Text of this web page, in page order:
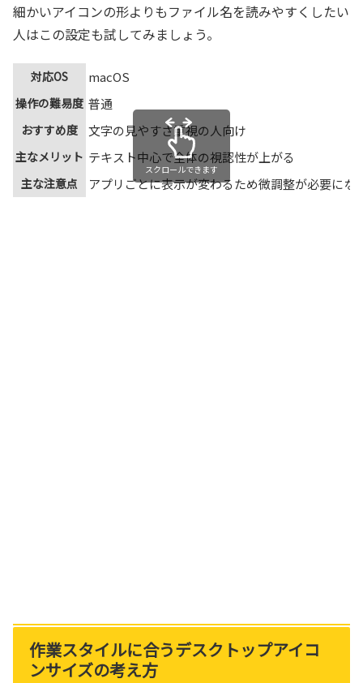
細かいアイコンの形よりもファイル名を読みやすくしたい
人はこの設定も試してみましょう。
対応OS macOS
操作の難易度 普通
おすすめ度 文字の見やすさ重視の人向け
主なメリット テキスト中心で全体の視認性が上がる
主な注意点 アプリごとに表示が変わるため微調整が必要にな
スクロールできます
作業スタイルに合うデスクトップアイコ
ンサイズの考え方